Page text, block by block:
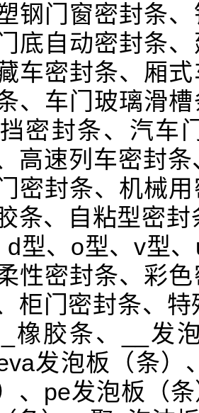
钢门窗密封条
底自动密封条
车密封条、厢
、车门玻璃滑
密封条、汽车
高速列车密封
密封条、机械
条、自粘型密
d型、o型、v型
性密封条、彩
柜门密封条、
橡胶条、__发
发泡板（条
、pe发泡板（